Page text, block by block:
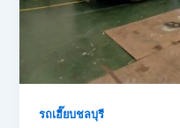
รถเฮี๊ยบชลบุรี